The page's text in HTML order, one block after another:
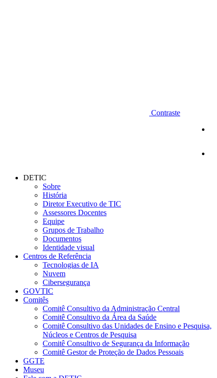
Contraste
DETIC
Sobre
História
Diretor Executivo de TIC
Assessores Docentes
Equipe
Grupos de Trabalho
Documentos
Identidade visual
Centros de Referência
Tecnologias de IA
Nuvem
Cibersegurança
GOVTIC
Comitês
Comitê Consultivo da Administração Central
Comitê Consultivo da Área da Saúde
Comitê Consultivo das Unidades de Ensino e Pesquisa,
Núcleos e Centros de Pesquisa
Comitê Consultivo de Segurança da Informação
Comitê Gestor de Proteção de Dados Pessoais
GGTE
Museu